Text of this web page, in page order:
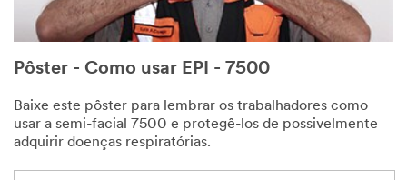
Pôster - Como usar EPI - 7500
Baixe este pôster para lembrar os trabalhadores como
usar a semi-facial 7500 e protegê-los de possivelmente
adquirir doenças respiratórias.